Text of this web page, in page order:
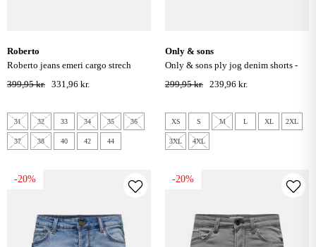
roberto
roberto jeans emeri cargo strech
shorts - dark denim
399,95 kr. 331,96 kr.
31 32 33 34 35 36
37 38 40 42 44
only & sons
only & sons ply jog denim shorts -
blue denim
299,95 kr. 239,96 kr.
XS S M L XL 2XL
3XL 4XL
-20% -20%